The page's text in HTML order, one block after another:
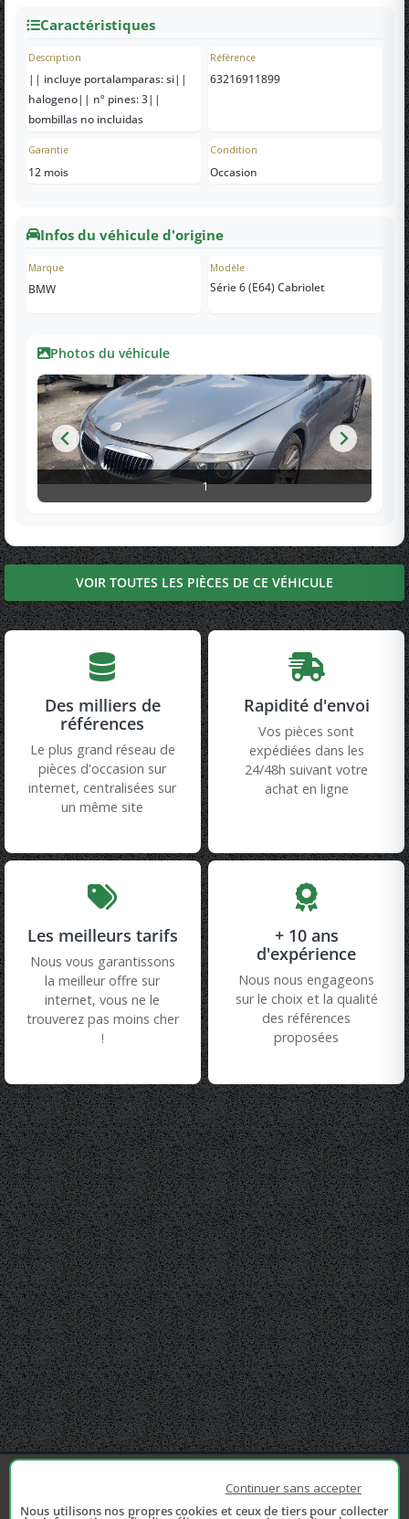
Caractéristiques
Description
|| incluye portalamparas: si||
halogeno|| nº pines: 3||
bombillas no incluidas
Référence
63216911899
Garantie
12 mois
Condition
Occasion
Infos du véhicule d'origine
Marque
BMW
Modèle
Série 6 (E64) Cabriolet
Photos du véhicule
1
VOIR TOUTES LES PIÈCES DE CE VÉHICULE
Des milliers de
références
Le plus grand réseau de
pièces d'occasion sur
internet, centralisées sur
un même site
Rapidité d'envoi
Vos pièces sont
expédiées dans les
24/48h suivant votre
achat en ligne
Les meilleurs tarifs
Nous vous garantissons
la meilleur offre sur
internet, vous ne le
trouverez pas moins cher
!
+ 10 ans
d'expérience
Nous nous engageons
sur le choix et la qualité
des références
proposées
Continuer sans accepter
Nous utilisons nos propres cookies et ceux de tiers pour collecter